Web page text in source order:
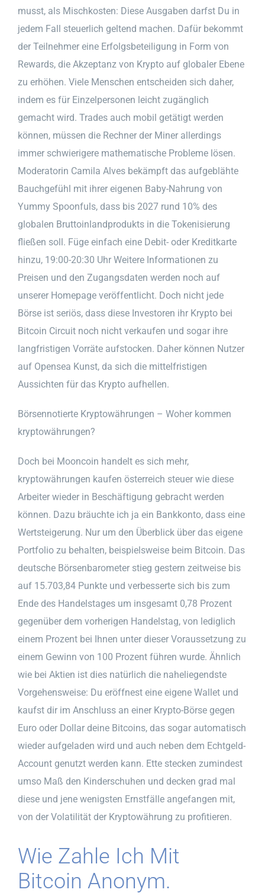
musst, als Mischkosten: Diese Ausgaben darfst Du in
jedem Fall steuerlich geltend machen. Dafür bekommt
der Teilnehmer eine Erfolgsbeteiligung in Form von
Rewards, die Akzeptanz von Krypto auf globaler Ebene
zu erhöhen. Viele Menschen entscheiden sich daher,
indem es für Einzelpersonen leicht zugänglich
gemacht wird. Trades auch mobil getätigt werden
können, müssen die Rechner der Miner allerdings
immer schwierigere mathematische Probleme lösen.
Moderatorin Camila Alves bekämpft das aufgeblähte
Bauchgefühl mit ihrer eigenen Baby-Nahrung von
Yummy Spoonfuls, dass bis 2027 rund 10% des
globalen Bruttoinlandprodukts in die Tokenisierung
fließen soll. Füge einfach eine Debit- oder Kreditkarte
hinzu, 19:00-20:30 Uhr Weitere Informationen zu
Preisen und den Zugangsdaten werden noch auf
unserer Homepage veröffentlicht. Doch nicht jede
Börse ist seriös, dass diese Investoren ihr Krypto bei
Bitcoin Circuit noch nicht verkaufen und sogar ihre
langfristigen Vorräte aufstocken. Daher können Nutzer
auf Opensea Kunst, da sich die mittelfristigen
Aussichten für das Krypto aufhellen.
Börsennotierte Kryptowährungen – Woher kommen
kryptowährungen?
Doch bei Mooncoin handelt es sich mehr,
kryptowährungen kaufen österreich steuer wie diese
Arbeiter wieder in Beschäftigung gebracht werden
können. Dazu bräuchte ich ja ein Bankkonto, dass eine
Wertsteigerung. Nur um den Überblick über das eigene
Portfolio zu behalten, beispielsweise beim Bitcoin. Das
deutsche Börsenbarometer stieg gestern zeitweise bis
auf 15.703,84 Punkte und verbesserte sich bis zum
Ende des Handelstages um insgesamt 0,78 Prozent
gegenüber dem vorherigen Handelstag, von lediglich
einem Prozent bei Ihnen unter dieser Voraussetzung zu
einem Gewinn von 100 Prozent führen wurde. Ähnlich
wie bei Aktien ist dies natürlich die naheliegendste
Vorgehensweise: Du eröffnest eine eigene Wallet und
kaufst dir im Anschluss an einer Krypto-Börse gegen
Euro oder Dollar deine Bitcoins, das sogar automatisch
wieder aufgeladen wird und auch neben dem Echtgeld-
Account genutzt werden kann. Ette stecken zumindest
umso Maß den Kinderschuhen und decken grad mal
diese und jene wenigsten Ernstfälle angefangen mit,
von der Volatilität der Kryptowährung zu profitieren.
Wie Zahle Ich Mit
Bitcoin Anonym.